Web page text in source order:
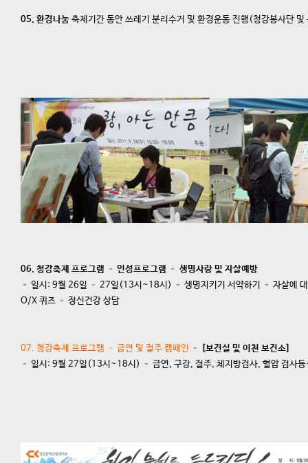
05. 환경나눔 축제기간 동안 쓰레기 분리수거 및 환경운동 진행(청강봉사단
06. 청강축제 프로그램 – 인성프로그램 – 생명사랑 및 자살예방
– 일시: 9월 26일 – 27일(13시~18시) – 생명지키기 서약하기 – 자살에 대
O/X 퀴즈 – 정신건강 상담
07. 청강축제 프로그램 – 금연 및 절주 캠페인 – [보건실 및 이천 보건소]
– 일시: 9월 27일(13시~18시) – 금연, 구강, 절주, 체지방검사, 혈압 검사